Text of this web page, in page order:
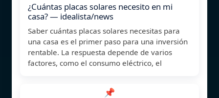
¿Cuántas placas solares necesito en mi
casa? — idealista/news
Saber cuántas placas solares necesitas para
una casa es el primer paso para una inversión
rentable. La respuesta depende de varios
factores, como el consumo eléctrico, el
📌